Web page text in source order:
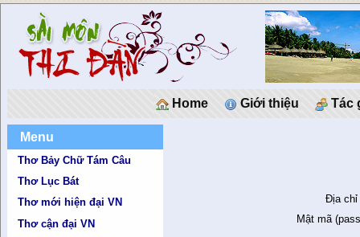
Home Giới thiệu Tác
Menu
Thơ Bảy Chữ Tám Câu
Thơ Lục Bát
Thơ mới hiện đại VN
Thơ cận đại VN
Địa chỉ
Mật mã